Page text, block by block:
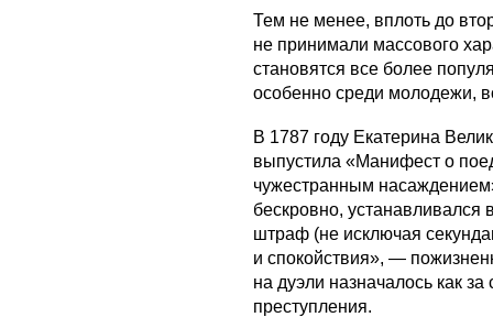
Тем не менее, вплоть до
не принимали массового
становятся все более
особенно среди молодежи,
В 1787 году Екатерина
выпустила «Манифест о
чужестранным
бескровно,
штраф (не исключая
и спокойствия», —
на дуэли назначалось как
преступления.